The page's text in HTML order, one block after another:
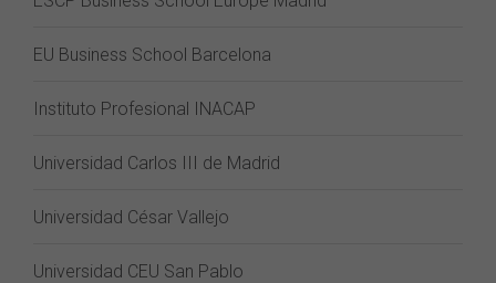
EU Business School Barcelona
Instituto Profesional INACAP
Universidad Carlos III de Madrid
Universidad César Vallejo
Universidad CEU San Pablo